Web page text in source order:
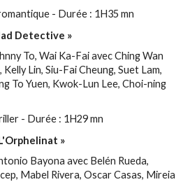
- Durée : 1H35 mn
Detective »
To, Wai Ka-Fai avec Ching Wan
Lin, Siu-Fai Cheung, Suet Lam,
To Yuen, Kwok-Lun Lee, Choi-ning
- Durée : 1H29 mn
»
Bayona avec Belén Rueda,
Mabel Rivera, Oscar Casas, Mireia